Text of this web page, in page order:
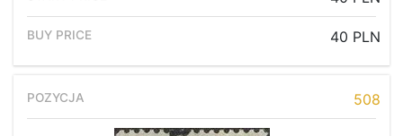
40 PLN
508